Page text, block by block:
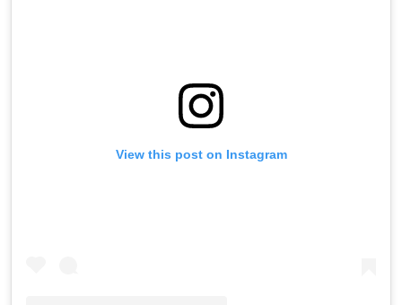
View this post on Instagram